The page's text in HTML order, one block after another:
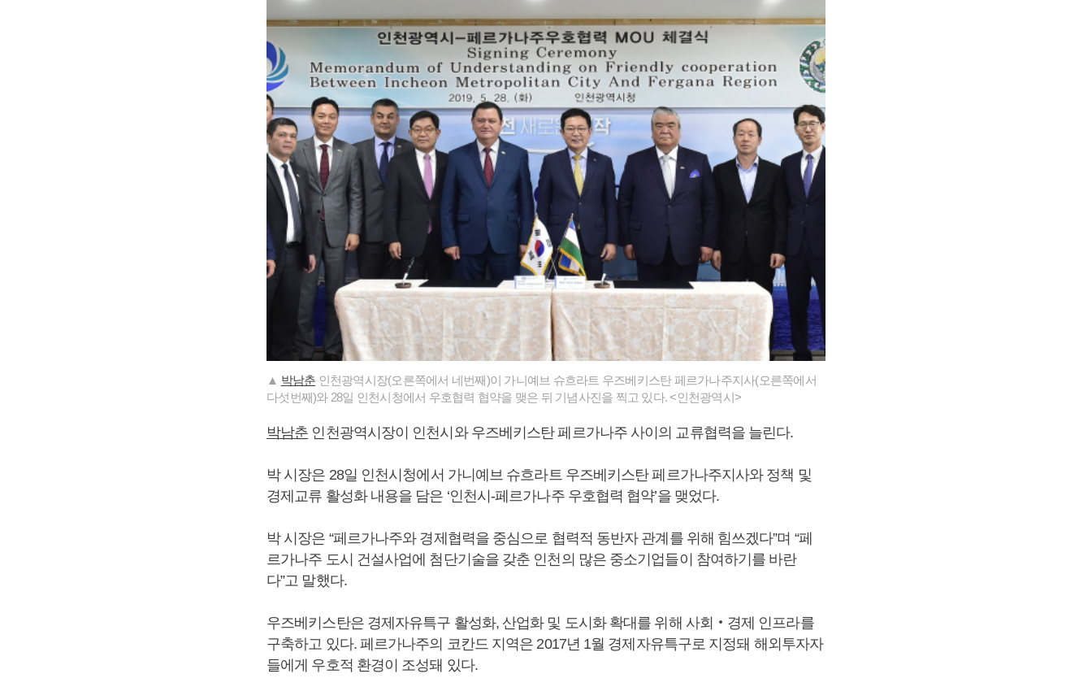
▲ 박남춘 인천광역시장(오른쪽에서 네번째)이 가니예브 슈흐라트 우즈베키스탄 페르가나주지사(오른쪽에서
다섯번째)와 28일 인천시청에서 우호협력 협약을 맺은 뒤 기념사진을 찍고 있다. <인천광역시>
박남춘 인천광역시장이 인천시와 우즈베키스탄 페르가나주 사이의 교류협력을 늘린다.
박 시장은 28일 인천시청에서 가니예브 슈흐라트 우즈베키스탄 페르가나주지사와 정책 및
경제교류 활성화 내용을 담은 ‘인천시-페르가나주 우호협력 협약’을 맺었다.
박 시장은 “페르가나주와 경제협력을 중심으로 협력적 동반자 관계를 위해 힘쓰겠다”며 “페
르가나주 도시 건설사업에 첨단기술을 갖춘 인천의 많은 중소기업들이 참여하기를 바란
다”고 말했다.
우즈베키스탄은 경제자유특구 활성화, 산업화 및 도시화 확대를 위해 사회‧경제 인프라를
구축하고 있다. 페르가나주의 코칸드 지역은 2017년 1월 경제자유특구로 지정돼 해외투자자
들에게 우호적 환경이 조성돼 있다.